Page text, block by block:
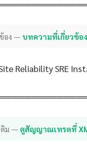
อง — บทความที่เกี่ยวข้อ
Reliability SRE
ติม — ดูสัญญาณเทรดที่